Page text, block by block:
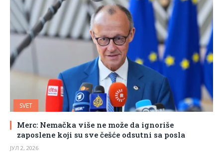
SVET
Merc: Nemačka više ne može da ignoriše
zaposlene koji su sve češće odsutni sa posla
ЈУЛ 2, 2026